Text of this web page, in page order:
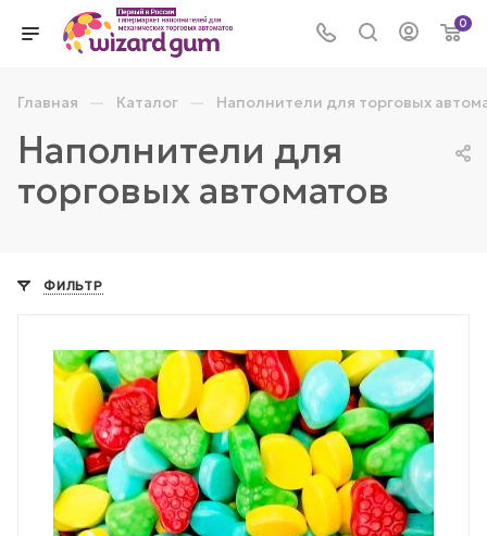
0
Главная — Каталог — Наполнители для торговых
Наполнители для
торговых автоматов
ФИЛЬТР